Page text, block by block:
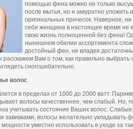
помощью фена можно не только
после мытья, но и аккуратно уложить
оригинальных причесок. Наверное,
себя женщина в настоящее время не
свою жизнь полноценной без фена!
нынешнем обилии ассортимента
достойный фен, не владея
Вам о том, как правильно выбрать
сногсшибательно.
волос
в пределах от 1000 до 2000 ватт.
волосы качественнее, чем слабый. Но,
учитывать состояние Ваших волос.
завивками, волосы желательно укладывать
уместно использовать в уходе за